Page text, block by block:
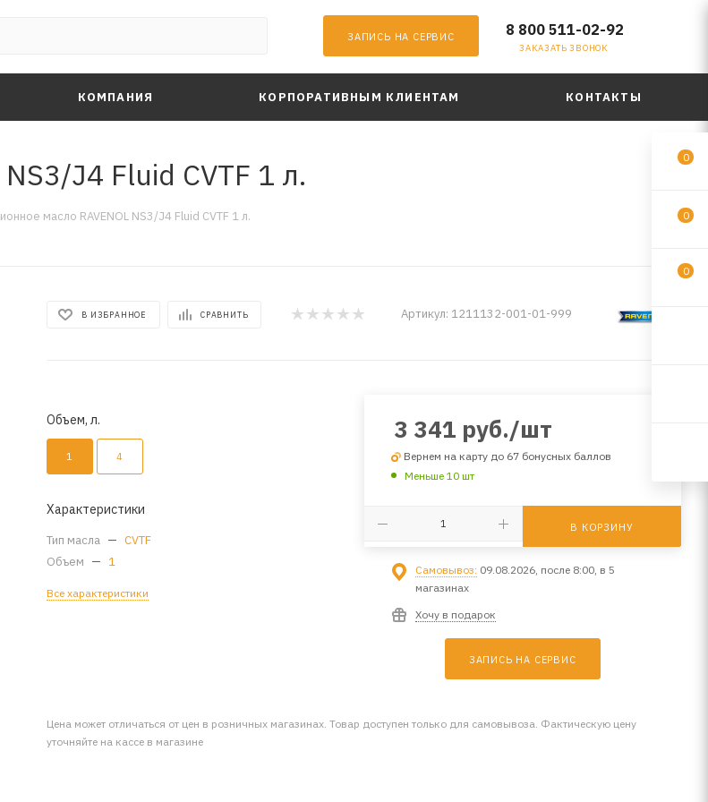
ЗАПИСЬ НА СЕРВИС 8 800 511-02-92
ЗАКАЗАТЬ ЗВОНОК
КОМПАНИЯ КОРПОРАТИВНЫМ КЛИЕНТАМ КОНТАКТЫ
J4 Fluid CVTF 1 л.
масло RAVENOL NS3/J4 Fluid CVTF 1 л.
В ИЗБРАННОЕ СРАВНИТЬ Артикул: 1211132-001-01-999
Объем, л.
1 4
Характеристики
Тип масла — CVTF
Объем — 1
Все характеристики
3 341 руб./шт
Вернем на карту до 67 бонусных баллов
Меньше 10 шт
В КОРЗИНУ
Самовывоз: 09.08.2026, после 8:00, в 5
магазинах
Хочу в подарок
ЗАПИСЬ НА СЕРВИС
Цена может отличаться от цен в розничных магазинах. Товар доступен только для самовывоза. Фактическую цену
уточняйте на кассе в магазине
0
0
0